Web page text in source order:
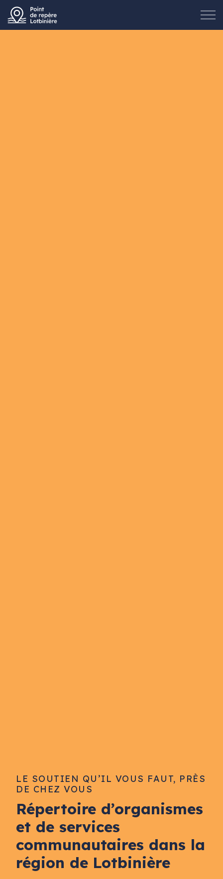
LE SOUTIEN QU’IL VOUS FAUT, PRÈS
DE CHEZ VOUS
Répertoire d’organismes
et de services
communautaires dans la
région de Lotbinière